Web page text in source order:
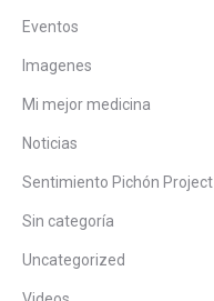
Eventos
Imagenes
Mi mejor medicina
Noticias
Sentimiento Pichón Project
Sin categoría
Uncategorized